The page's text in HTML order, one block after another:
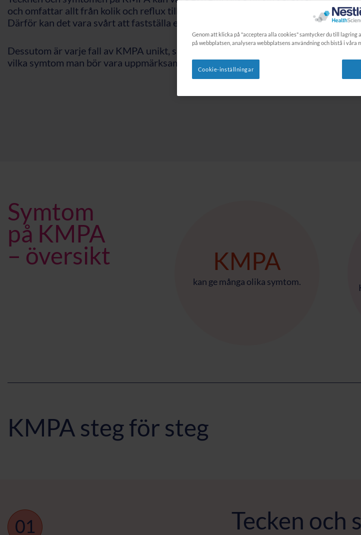
och omfattar allt från kolik och reflux till förstoppning, diarré och gråt.
Därför kan det vara svårt att fastställa en diagnos.
Dessutom är varje fall av KMPA unikt, så det kan vara bra att känna till
vilka symtom man bör vara uppmärksam på.
Symtom
på KMPA
– översikt KMPA
kan ge många olika symtom.
KMPA steg för steg
Tecken och
Genom att klicka på "acceptera alla cookies" samtycker du till
på webbplatsen, analysera webbplatsens användning och bistå i våra
Cookie-inställningar